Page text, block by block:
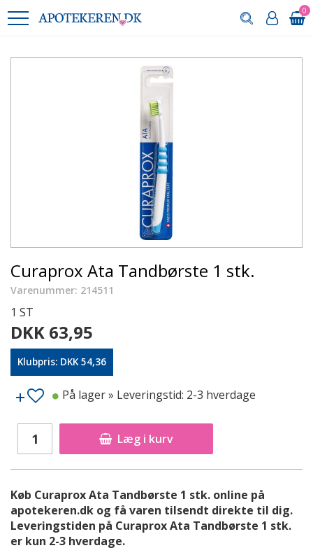
0
Curaprox Ata Tandbørste 1 stk.
Varenummer: 214511
1 ST
DKK 63,95
Klubpris: DKK 54,36
Læg i kurv
På lager» Leveringstid: 2-3 hverdage
Køb Curaprox Ata Tandbørste 1 stk. online på
apotekeren.dk og få varen tilsendt direkte til dig.
Leveringstiden på Curaprox Ata Tandbørste 1 stk.
er kun 2-3 hverdage.